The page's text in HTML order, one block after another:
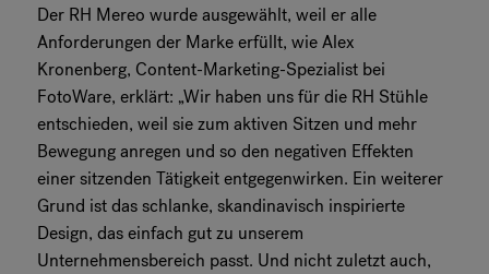
Der RH Mereo wurde ausgewählt, weil er alle
Anforderungen der Marke erfüllt, wie Alex
Kronenberg, Content-Marketing-Spezialist bei
FotoWare, erklärt: „Wir haben uns für die RH Stühle
entschieden, weil sie zum aktiven Sitzen und mehr
Bewegung anregen und so den negativen Effekten
einer sitzenden Tätigkeit entgegenwirken. Ein weiterer
Grund ist das schlanke, skandinavisch inspirierte
Design, das einfach gut zu unserem
Unternehmensbereich passt. Und nicht zuletzt auch,